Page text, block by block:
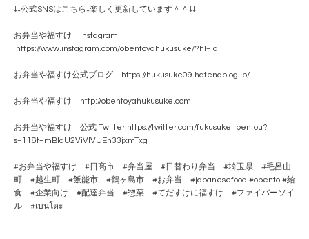
↓↓公式SNSはこちら↓楽しく更新しています＾＾↓↓
お弁当や福すけ Instagram
https://www.instagram.com/obentoyahukusuke/?hl=ja
お弁当や福すけ公式ブログ https://hukusuke09.hatenablog.jp/
お弁当や福すけ http://obentoyahukusuke.com
お弁当や福すけ 公式 Twitter https://twitter.com/fukusuke_bentou?
s=11&t=mBlqU2ViVlVUEn33jxmTxg
#お弁当や福すけ #日高市 #弁当屋 #日替わり弁当 #埼玉県 #毛呂山
町 #越生町 #飯能市 #鶴ヶ島市 #お弁当 #japanesefood #obento #給
食 #企業向け #配達弁当 #惣菜 #てだすけに福すけ #ファイバーソイ
ル #เบนโตะ